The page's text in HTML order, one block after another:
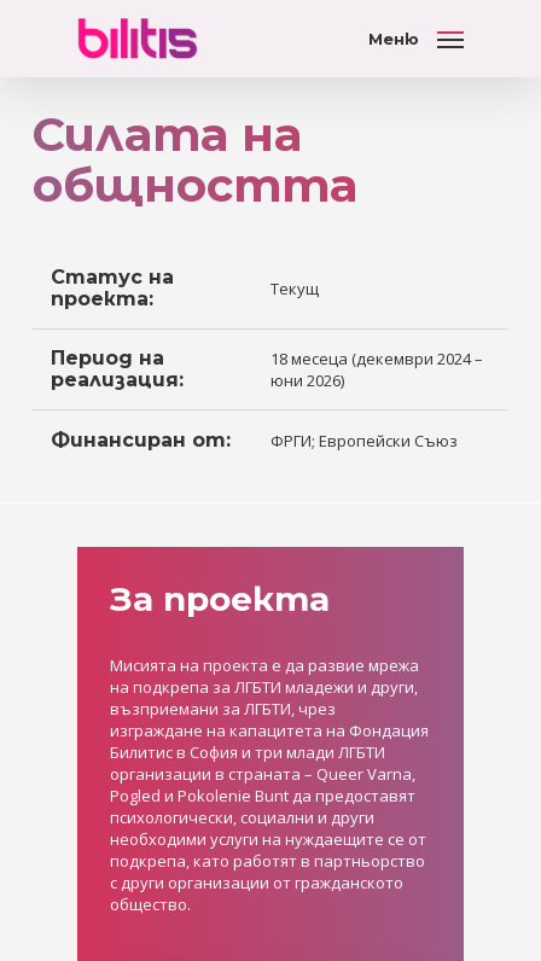
Меню
Силата на
общността
Статус на
проекта:
Текущ
Период на
реализация:
18 месеца (декември 2024 –
юни 2026)
Финансиран от: ФРГИ; Европейски Съюз
За проекта
Мисията на проекта е да развие мрежа
на подкрепа за ЛГБТИ младежи и други,
възприемани за ЛГБТИ, чрез
изграждане на капацитета на Фондация
Билитис в София и три млади ЛГБТИ
организации в страната – Queer Varna,
Pogled и Pokolenie Bunt да предоставят
психологически, социални и други
необходими услуги на нуждаещите се от
подкрепа, като работят в партньорство
с други организации от гражданското
общество.